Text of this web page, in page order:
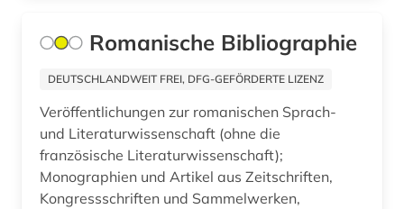
druckwerk (15)
dänemark (1)
Niedersachsen (1)
Nordamerika (2)
Nordrhein-Westfalen (1)
Norwegen (1)
Oesterreich (6)
Romanische Bibliographie
DEUTSCHLANDWEIT FREI, DFG-GEFÖRDERTE LIZENZ
Veröffentlichungen zur romanischen Sprach-
und Literaturwissenschaft (ohne die
französische Literaturwissenschaft);
Monographien und Artikel aus Zeitschriften,
Kongressschriften und Sammelwerken,